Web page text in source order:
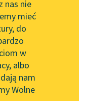
Wolnych Lektur
nas nie
mieć
do
w
albo
nam
Wolne
czytaj online